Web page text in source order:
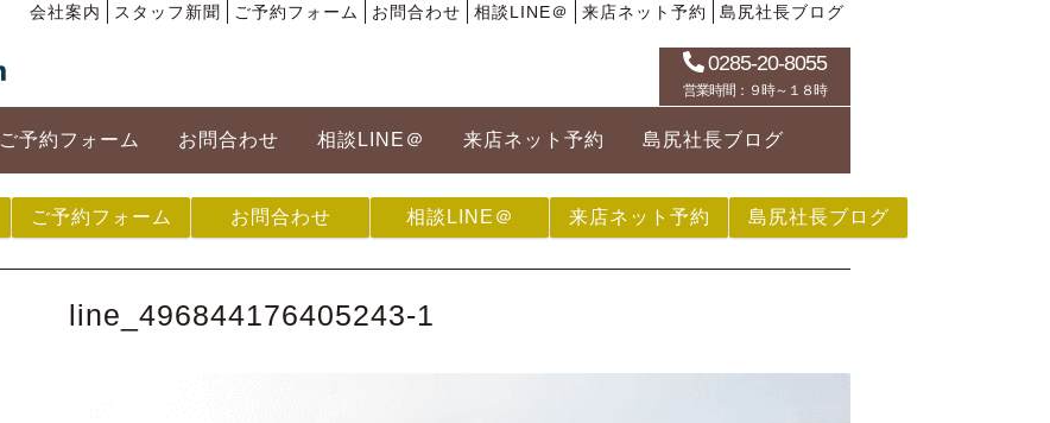
会社案内 スタッフ新聞 ご予約フォーム お問合わせ 相談LINE＠ 来店ネット予約 島尻社長ブログ
0285-20-8055
営業時間：９時～１８時
ご予約フォーム お問合わせ 相談LINE＠ 来店ネット予約 島尻社長ブログ
ご予約フォーム お問合わせ 相談LINE＠ 来店ネット予約 島尻社長ブログ
line_496844176405243-1